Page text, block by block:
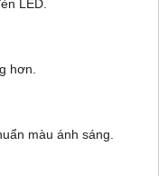
LED.
hơn.
màu ánh sáng.